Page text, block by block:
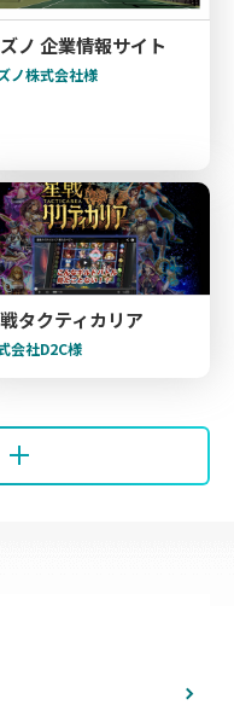
ノ 企業情報サイト
ノ株式会社様
タクティカリア
会社D2C様